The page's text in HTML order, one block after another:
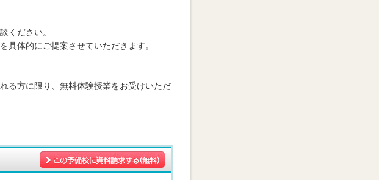
ください。
具体的にご提案させていただきます。
る方に限り、無料体験授業をお受けいただ